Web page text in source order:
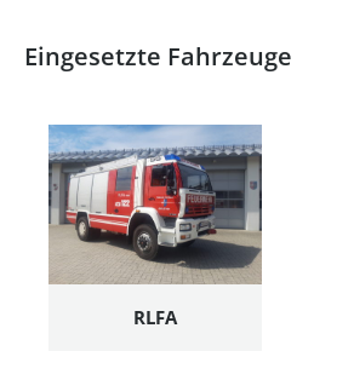
Eingesetzte Fahrzeuge
RLFA